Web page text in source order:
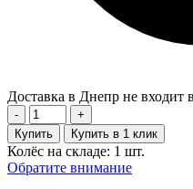
Доставка в Днепр не входит
-
+
Купить
Купить в 1 клик
Колёс на складе: 1 шт.
Обратите внимание